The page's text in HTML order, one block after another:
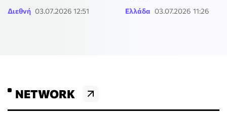
Διεθνή 03.07.2026 12:51 Ελλάδα 03.07.2026 11:26
NETWORK